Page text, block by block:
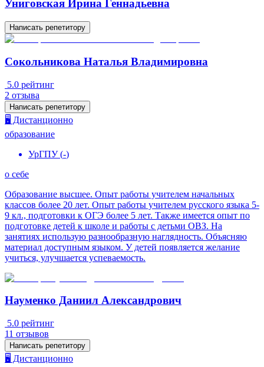
Униговская Ирина Геннадьевна
Написать репетитору
Сокольникова Наталья Владимировна
5.0 рейтинг
2 отзыва
Написать репетитору
🖥️ Дистанционно
образование
УрГПУ(-)
о себе
Образование высшее. Опыт работы учителем начальных
классов более 20 лет. Опыт работы учителем русского языка 5-
9 кл., подготовки к ОГЭ более 5 лет. Также имеется опыт по
подготовке детей к школе и работы с детьми ОВЗ. На
занятиях использую разнообразную наглядность. Объясняю
материал доступным языком. У детей появляется желание
учиться, улучшается успеваемость.
Науменко Даниил Александрович
5.0 рейтинг
11 отзывов
Написать репетитору
🖥️ Дистанционно